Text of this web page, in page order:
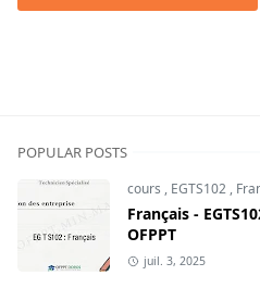
POPULAR POSTS
cours , EGTS102 ,
Français -
OFPPT
juil. 3, 2025